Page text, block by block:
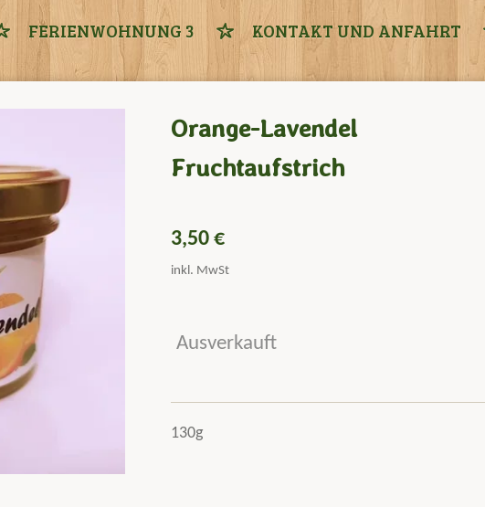
FERIENWOHNUNG 3 KONTAKT UND ANFAHRT
Orange-Lavendel
Fruchtaufstrich
3,50 €
inkl. MwSt
Ausverkauft
130g